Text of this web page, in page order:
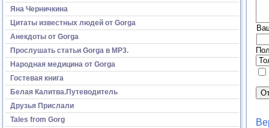
Яна Черничкина
Цитаты известных людей от Gorga
Анекдоты от Gorga
Прослушать статьи Gorga в МР3.
Народная медицина от Gorga
Гостевая книга
Белая Калитва.Путеводитель
Друзья Прислали
Tales from Gorg